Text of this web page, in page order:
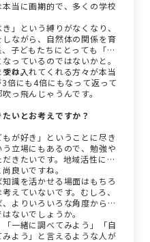
当に画期的で、多くの学校
き」という縛りがなくなり、
ながら、自然体の関係を育
子どもたちにとっても「ま
っているのではないかと。
すね。
け入れてくれる方々が本当
倍にも4倍にもなって返って
っ飛んじゃうんです。
いとお考えですか？
が好き」ということに尽き
立場にもあるので、勉強や
きたいです。地域活性に向
良いですね。
識を活かせる場面はもちろ
えていないです。むしろ、
よりいろいろな角度から子
ないでしょうか。
一緒に調べてみよう」「自
よう」と言えるような人が